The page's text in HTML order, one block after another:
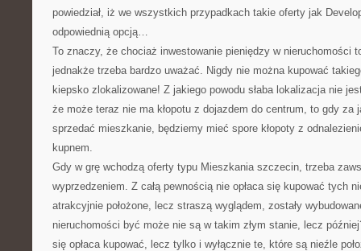
powiedział, iż we wszystkich przypadkach takie oferty jak
odpowiednią opcją…
To znaczy, że chociaż inwestowanie pieniędzy w nieruchomości
jednakże trzeba bardzo uważać. Nigdy nie można kupować
kiepsko zlokalizowane! Z jakiego powodu słaba lokalizacja nie
że może teraz nie ma kłopotu z dojazdem do centrum, to gdy za
sprzedać mieszkanie, będziemy mieć spore kłopoty z
kupnem.
Gdy w grę wchodzą oferty typu Mieszkania szczecin, trzeba
wyprzedzeniem. Z całą pewnością nie opłaca się kupować tych
atrakcyjnie położone, lecz straszą wyglądem, zostały
nieruchomości być może nie są w takim złym stanie, lecz
się opłaca kupować, lecz tylko i wyłącznie te, które są nieźle